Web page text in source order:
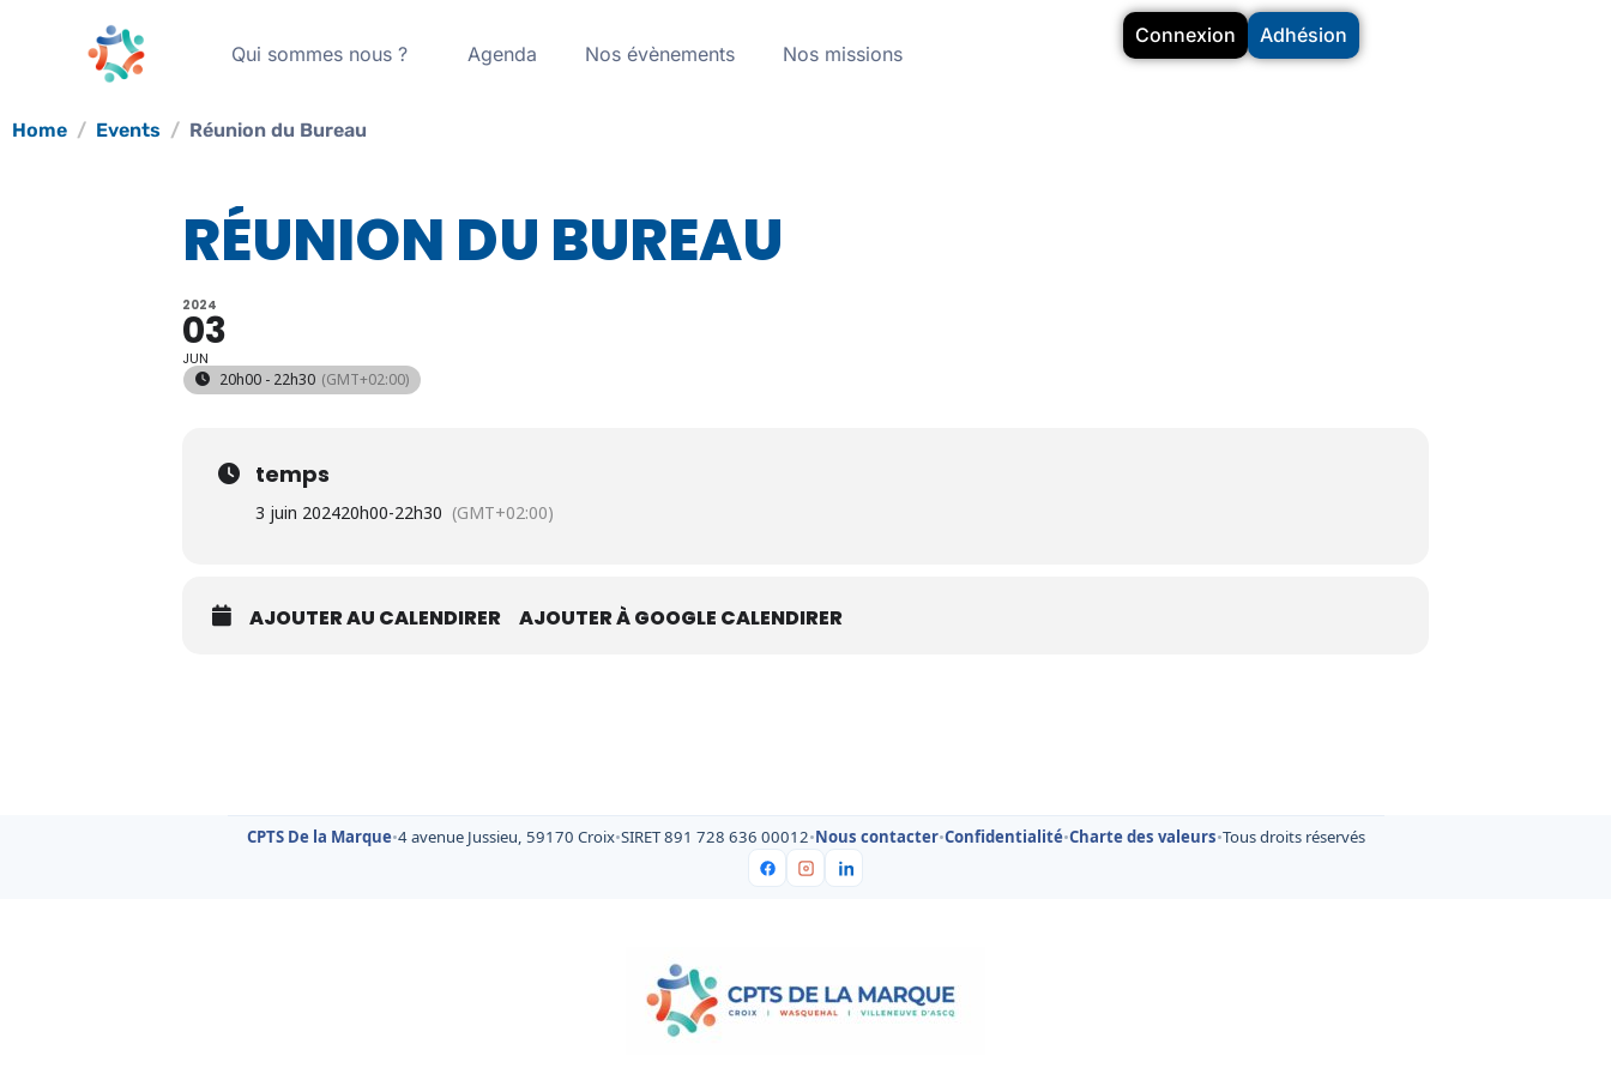
Qui sommes nous ? Agenda Nos évènements Nos missions
Connexion Adhésion
Home Events Réunion du Bureau
RÉUNION DU BUREAU
2024
03
JUN
20h00 - 22h30 (GMT+02:00)
temps
3 juin 202420h00-22h30 (GMT+02:00)
AJOUTER AU CALENDIRER AJOUTER À GOOGLE CALENDIRER
CPTS De la Marque•4 avenue Jussieu, 59170 Croix•SIRET 891 728 636 00012•Nous contacter•Confidentialité•Charte des valeurs•Tous droits réservés